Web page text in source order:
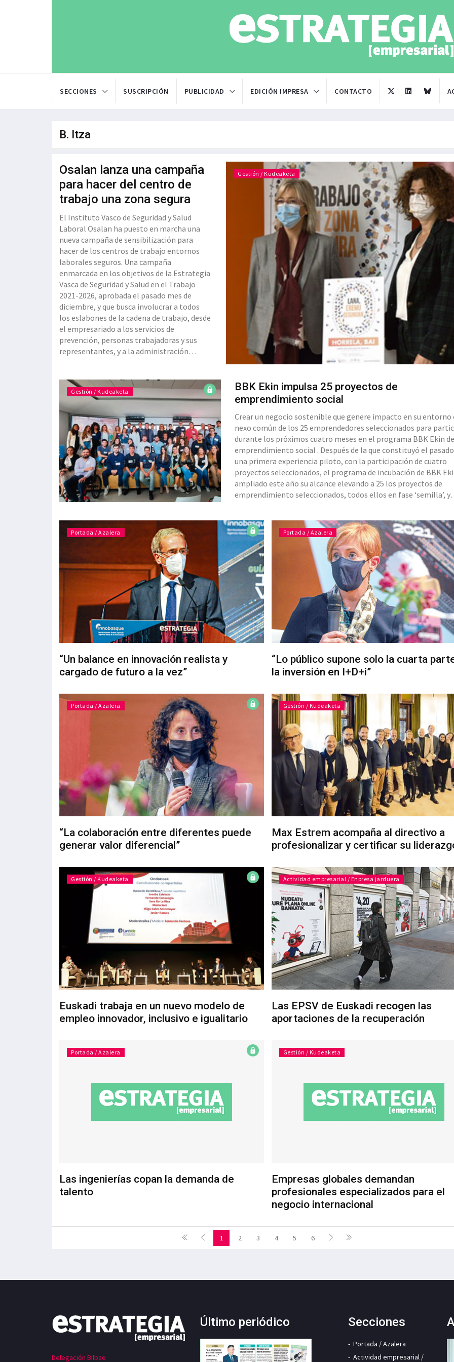
SECCIONES SUSCRIPCIÓN PUBLICIDAD EDICIÓN IMPRESA CONTACTO
B. Itza
Osalan lanza una campaña
para hacer del centro de
trabajo una zona segura
El Instituto Vasco de Seguridad y Salud
Laboral Osalan ha puesto en marcha una
nueva campaña de sensibilización para
hacer de los centros de trabajo entornos
laborales seguros. Una campaña
enmarcada en los objetivos de la Estrategia
Vasca de Seguridad y Salud en el Trabajo
2021-2026, aprobada el pasado mes de
diciembre, y que busca involucrar a todos
los eslabones de la cadena de trabajo, desde
el empresariado a los servicios de
prevención, personas trabajadoras y sus
representantes, y a la administración
viceconsejera de Trabajo y Seguridad Social,
Elena Pérez Barredo, en l
Gestión / Kudeaketa
Gestión / Kudeaketa
BBK Ekin impulsa 25 proyectos de
emprendimiento social
Crear un negocio sostenible que genere impacto en su entorno
nexo común de los 25 emprendedores seleccionados para participar
durante los próximos cuatro meses en el programa BBK Ekin
emprendimiento social . Después de la que constituyó el
una primera experiencia piloto, con la participación de cuatro
proyectos seleccionados, el programa de incubación de BBK Ekin ha
ampliado este año su alcance elevando a 25 los proyectos de
emprendimiento seleccionados, todos ellos en fase ‘semilla’, y
Portada / Azalera
“Un balance en innovación realista y
cargado de futuro a la vez”
Portada / Azalera
“Lo público supone solo la cuarta
la inversión en I+D+i”
Portada / Azalera
“La colaboración entre diferentes puede
generar valor diferencial”
Gestión / Kudeaketa
Max Estrem acompaña al directivo a
profesionalizar y certificar su
Gestión / Kudeaketa
Euskadi trabaja en un nuevo modelo de
empleo innovador, inclusivo e igualitario
Actividad empresarial / Enpresa jarduera
Las EPSV de Euskadi recogen las
aportaciones de la recuperación
Portada / Azalera
Las ingenierías copan la demanda de
talento
Gestión / Kudeaketa
Empresas globales demandan
profesionales especializados para el
negocio internacional
1 2 3 4 5 6
Delegación Bilbao
Último periódico Secciones
Portada / Azalera
Actividad empresarial /